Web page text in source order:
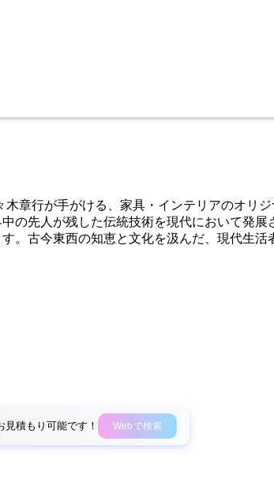
章行が手がける、家具・インテリアのオリ
の先人が残した伝統技術を現代において発
古今東西の知恵と文化を汲んだ、現代生活
積もり可能です！ Webで検索